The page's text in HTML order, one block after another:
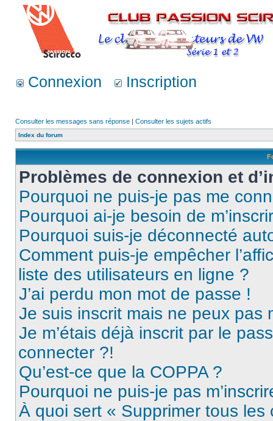
Connexion Inscription
Consulter les messages sans réponse | Consulter les sujets actifs
Index du forum
Problèmes de connexion et
Pourquoi ne puis-je pas me
Pourquoi ai-je besoin de
Pourquoi suis-je déconnecté
Comment puis-je empêcher
liste des utilisateurs en ligne ?
J’ai perdu mon mot de passe !
Je suis inscrit mais ne peux pas
Je m’étais déjà inscrit par le
connecter ?!
Qu’est-ce que la COPPA ?
Pourquoi ne puis-je pas
À quoi sert « Supprimer tous les